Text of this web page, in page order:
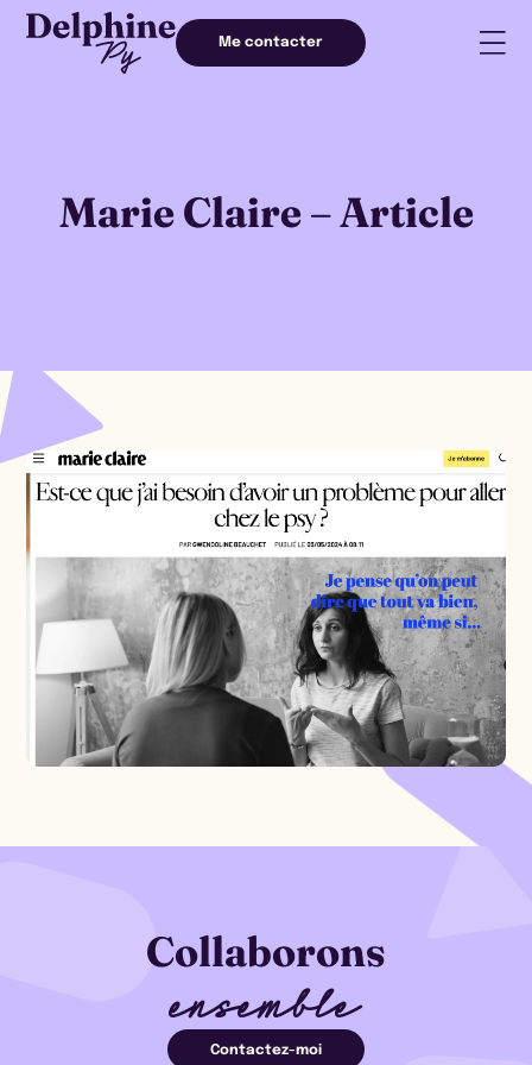
Me contacter
Marie Claire – Article
Collaborons
ensemble
Contactez-moi